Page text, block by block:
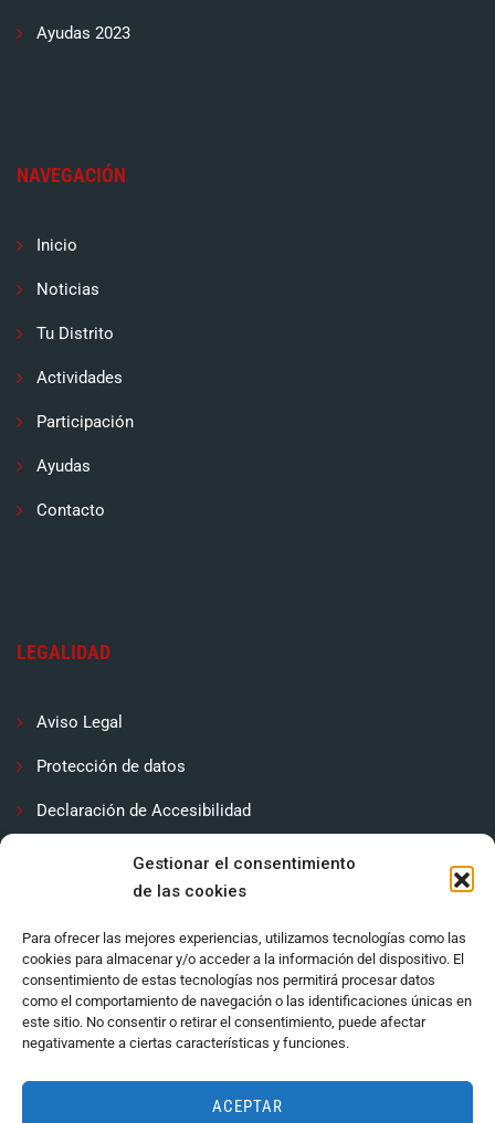
Gestionar el consentimiento
de las cookies
Para ofrecer las mejores experiencias, utilizamos tecnologías como las
cookies para almacenar y/o acceder a la información del dispositivo. El
consentimiento de estas tecnologías nos permitirá procesar datos
como el comportamiento de navegación o las identificaciones únicas en
este sitio. No consentir o retirar el consentimiento, puede afectar
negativamente a ciertas características y funciones.
ACEPTAR
Ayudas 2023
NAVEGACIÓN
Inicio
Noticias
Tu Distrito
Actividades
Participación
Ayudas
Contacto
LEGALIDAD
Aviso Legal
Protección de datos
Declaración de Accesibilidad
Política de cookies (UE)